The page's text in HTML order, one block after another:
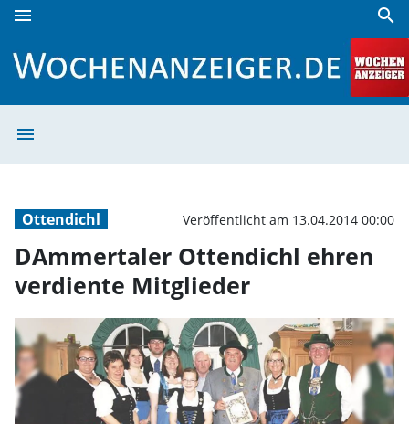
menu search
menu
Ottendichl Veröffentlicht am 13.04.2014 00:00
DAmmertaler Ottendichl ehren
verdiente Mitglieder